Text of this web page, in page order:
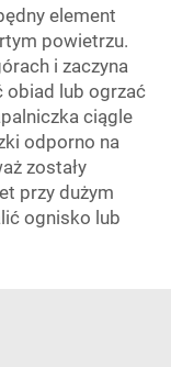
element
powietrzu.
i zaczyna
obiad lub ogrzać
ciągle
odporno na
zostały
przy dużym
ognisko lub